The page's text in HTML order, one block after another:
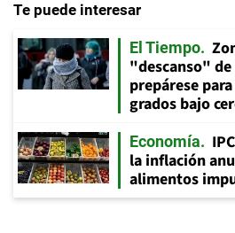
Te puede interesar
El Tiempo
"descanso"
prepárese
grados bajo
Economía
la inflación
alimentos